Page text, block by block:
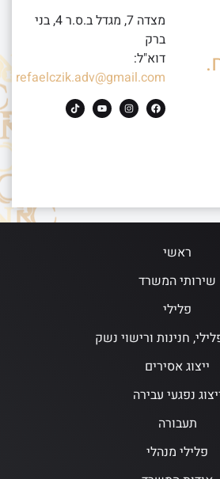
מצדה 7, מגדל ב.ס.ר 4, בני
ברק
דוא"ל:
refaelczik.adv@gmail.com
ראשי
שירותי המשרד
פלילי
חנינות ורישוי נשק
ייצוג אסירים
נפגעי עבירה
תעבורה
פלילי מנהלי